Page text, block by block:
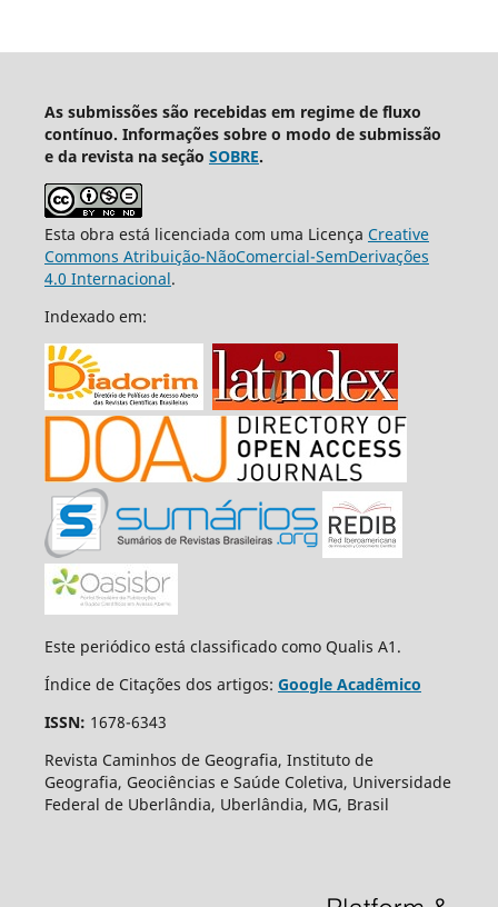
As submissões são recebidas em regime de fluxo
contínuo. Informações sobre o modo de submissão
e da revista na seção SOBRE.
Esta obra está licenciada com uma Licença Creative
Commons Atribuição-NãoComercial-SemDerivações
4.0 Internacional.
Indexado em:
Este periódico está classificado como Qualis A1.
Índice de Citações dos artigos: Google Acadêmico
ISSN: 1678-6343
Revista Caminhos de Geografia, Instituto de
Geografia, Geociências e Saúde Coletiva, Universidade
Federal de Uberlândia, Uberlândia, MG, Brasil